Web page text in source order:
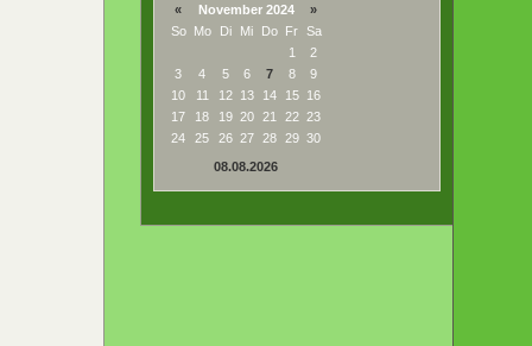
« November 2024
»
So Mo Di Mi Do Fr Sa
1
2
3
4 5 6 7 8
9
10
11 12 13 14 15 16
17
18 19 20 21 22 23
24
25 26 27 28 29 30
08.08.2026